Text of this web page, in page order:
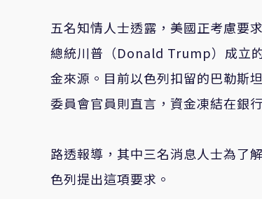
五名知情人士透露，美國正考慮要
總統川普（Donald Trump）成立
金來源。目前以色列扣留的巴勒斯
委員會官員則直言，資金凍結在銀
路透報導，其中三名消息人士為了
色列提出這項要求。